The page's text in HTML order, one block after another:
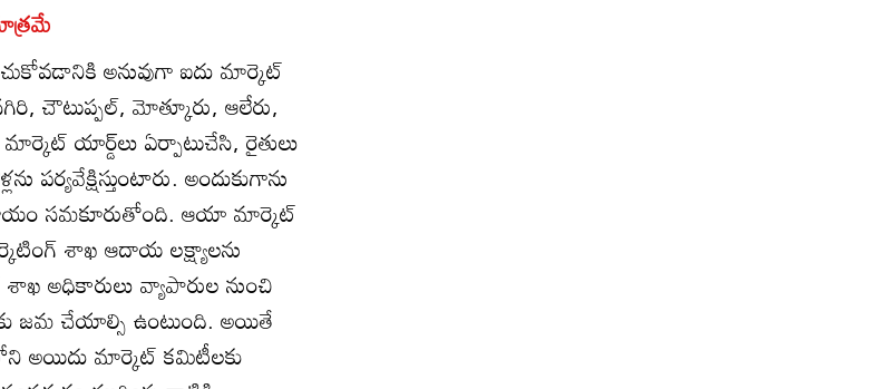
అనువుగా ఐదు మార్కెట్‌
చౌటుప్పల్‌, మోత్కూరు, ఆలేరు,
యార్డ్‌లు ఏర్పాటుచేసి, రైతులు
పర్యవేక్షిస్తుంటారు. అందుకుగాను
సమకూరుతోంది. ఆయా మార్కెట్‌
శాఖ ఆదాయ లక్ష్యాలను
అధికారులు వ్యాపారుల నుంచి
జమ చేయాల్సి ఉంటుంది. అయితే
అయిదు మార్కెట్‌ కమిటీలకు